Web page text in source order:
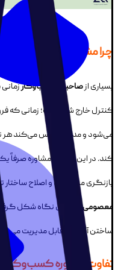
چرا مشاوره کسب‌وکار
بسیاری ازصاحبان کسب‌وکارزمانی
کنترل خارج شده است؛ زمانی که
می‌شود و مدیر احساس می‌کند هر
کند. در این شرایط، مشاوره صرفاً
بازنگری مسیر رشد و اصلاح
معصومی با همین نگاه شکل
ساختن آینده‌ای قابل مدیریت
تفاوت مشاوره